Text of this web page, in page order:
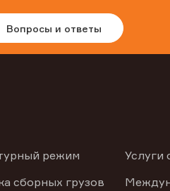
Вопросы и ответы
режим
сборных грузов
Услуги